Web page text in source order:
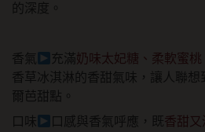
的深度。
香氣 充滿奶味太妃糖、柔軟蜜
香草冰淇淋的香甜氣味，讓人聯
爾芭甜點。
口味
口感與香氣呼應，既香甜又